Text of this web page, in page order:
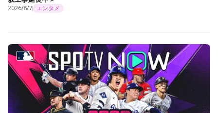
2026/8/7 エンタメ